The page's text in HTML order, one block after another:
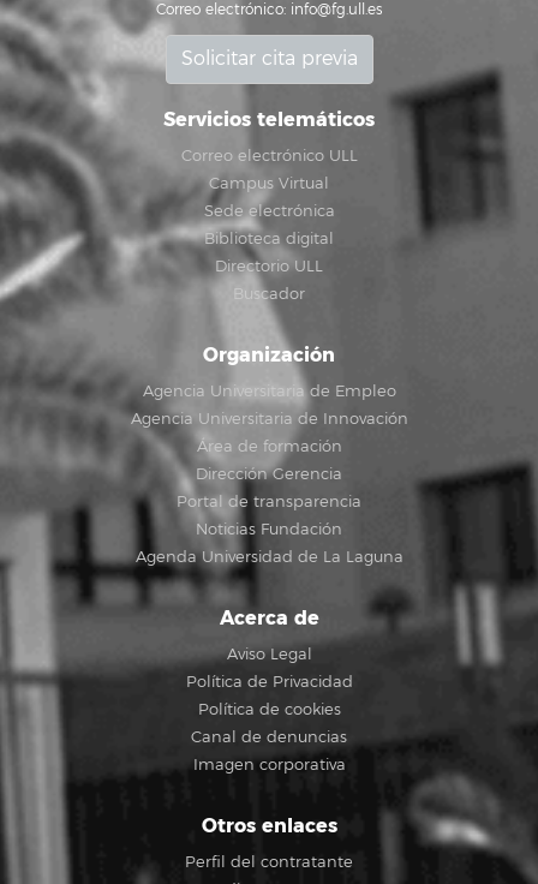
Correo electrónico: info@fg.ull.es
Solicitar cita previa
Servicios telemáticos
Correo electrónico ULL
Campus Virtual
Sede electrónica
Biblioteca digital
Directorio ULL
Buscador
Organización
Agencia Universitaria de Empleo
Agencia Universitaria de Innovación
Área de formación
Dirección Gerencia
Portal de transparencia
Noticias Fundación
Agenda Universidad de La Laguna
Acerca de
Aviso Legal
Política de Privacidad
Política de cookies
Canal de denuncias
Imagen corporativa
Otros enlaces
Perfil del contratante